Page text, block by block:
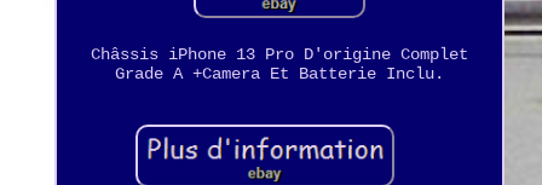
Châssis iPhone 13 Pro D'origine Complet
Grade A +Camera Et Batterie Inclu.